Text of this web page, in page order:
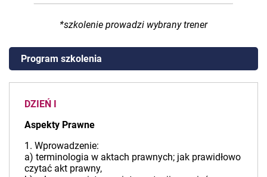
*szkolenie prowadzi wybrany trener
Program szkolenia
DZIEŃ I
Aspekty Prawne
1. Wprowadzenie:
a) terminologia w aktach prawnych; jak prawidłowo
czytać akt prawny,